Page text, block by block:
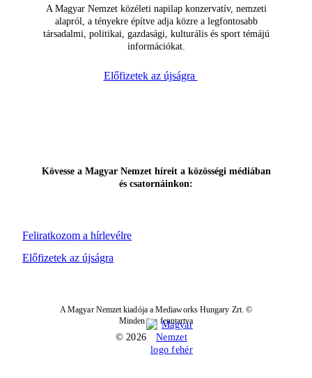
A Magyar Nemzet közéleti napilap konzervatív, nemzeti
alapról, a tényekre építve adja közre a legfontosabb
társadalmi, politikai, gazdasági, kulturális és sport témájú
információkat.
Előfizetek az újságra
Feliratkozom a hírlevélre
Kövesse a Magyar Nemzet híreit a közösségi médiában
és csatornáinkon:
Előfizetek az újságra
A Magyar Nemzet kiadója a Mediaworks Hungary Zrt. ©
Minden jog fenntartva
© 2026